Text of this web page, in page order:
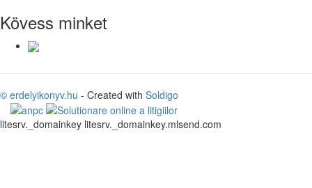
Kövess minket
© erdelyikonyv.hu - Created with Soldigo
litesrv._domainkey litesrv._domainkey.mlsend.com